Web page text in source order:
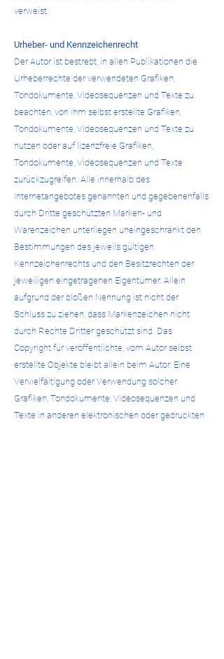
verweist.
Urheber- und Kennzeichenrecht
Der Autor ist bestrebt, in allen Publikationen die
Urheberrechte der verwendeten Grafiken,
Tondokumente, Videosequenzen und Texte zu
beachten, von ihm selbst erstellte Grafiken,
Tondokumente, Videosequenzen und Texte zu
nutzen oder auf lizenzfreie Grafiken,
Tondokumente, Videosequenzen und Texte
zurückzugreifen. Alle innerhalb des
Internetangebotes genannten und gegebenenfalls
durch Dritte geschützten Marken- und
Warenzeichen unterliegen uneingeschränkt den
Bestimmungen des jeweils gültigen
Kennzeichenrechts und den Besitzrechten der
jeweiligen eingetragenen Eigentümer. Allein
aufgrund der bloßen Nennung ist nicht der
Schluss zu ziehen, dass Markenzeichen nicht
durch Rechte Dritter geschützt sind. Das
Copyright für veröffentlichte, vom Autor selbst
erstellte Objekte bleibt allein beim Autor. Eine
Vervielfältigung oder Verwendung solcher
Grafiken, Tondokumente, Videosequenzen und
Texte in anderen elektronischen oder gedruckten